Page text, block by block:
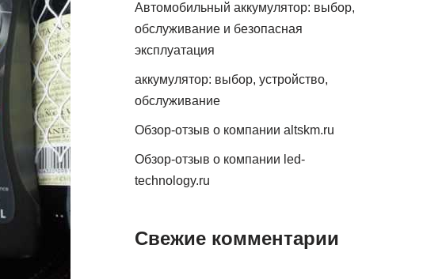
Автомобильный аккумулятор: выбор,
обслуживание и безопасная
эксплуатация
аккумулятор: выбор, устройство,
обслуживание
Обзор-отзыв о компании altskm.ru
Обзор-отзыв о компании led-
technology.ru
Свежие комментарии